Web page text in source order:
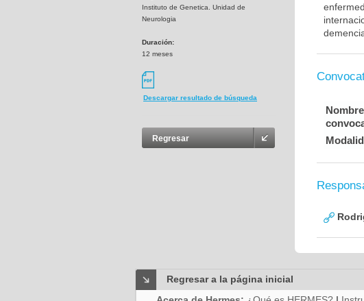
Instituto de Genetica. Unidad de
Neurologia
Duración:
12 meses
Descargar resultado de búsqueda
Regresar
Regresar a la página inicial